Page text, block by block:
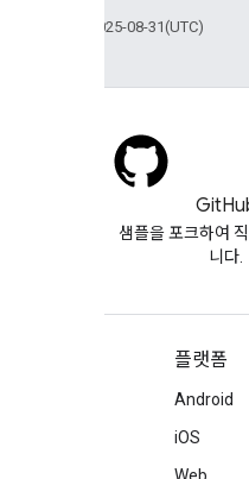
최종 업데이트: 2025-08-31(UTC)
샘플을 포크하여
니다.
플랫폼
Android
iOS